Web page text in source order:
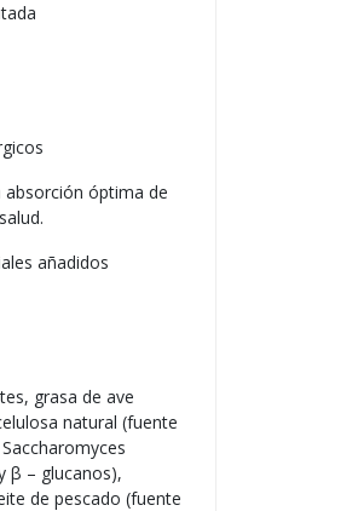
absorción óptima de
añadidos
grasa de ave
natural (fuente
β – glucanos),
de pescado (fuente